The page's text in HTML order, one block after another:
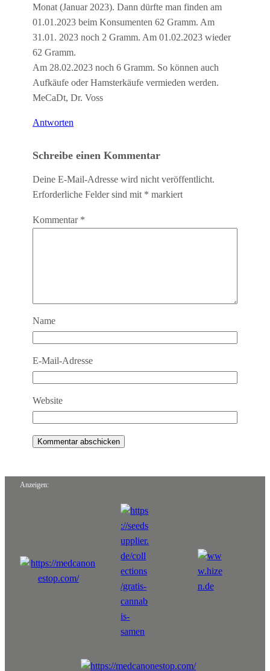
Monat (Januar 2023). Dann dürfte man finden am
01.01.2023 beim Konsumenten 62 Gramm. Am
31.01. 2023 noch 2 Gramm. Am 01.02.2023 wieder
62 Gramm.
Am 28.02.2023 noch 6 Gramm. So können auch
Aufkäufe oder Hamsterkäufe vermieden werden.
MeCaDt, Dr. Voss
Antworten
Schreibe einen Kommentar
Deine E-Mail-Adresse wird nicht veröffentlicht.
Erforderliche Felder sind mit * markiert
Kommentar *
Name
E-Mail-Adresse
Website
Anzeigen: